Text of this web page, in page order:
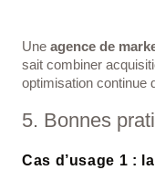
Une agence de
sait combiner
optimisation continue
5. Bonnes
Cas d’usage 1 :